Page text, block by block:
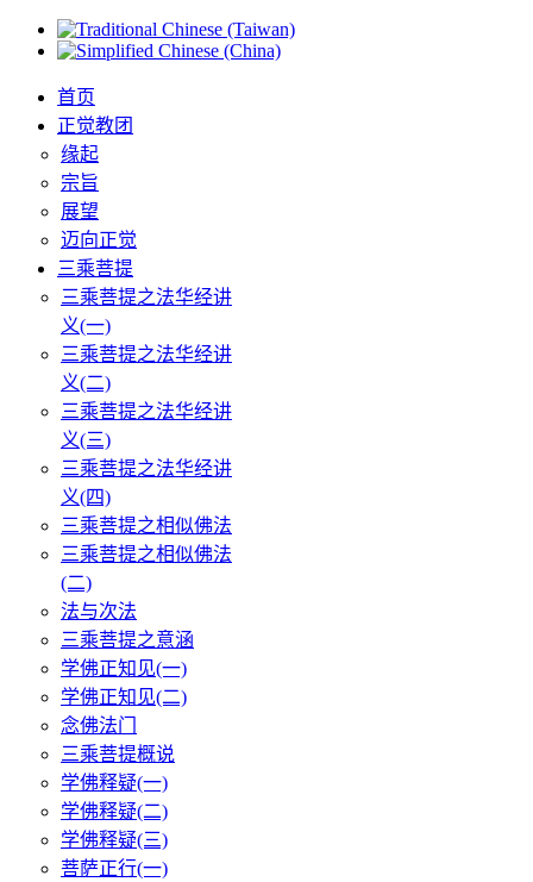
首页
正觉教团
缘起
宗旨
展望
迈向正觉
三乘菩提
三乘菩提之法华经讲
义(一)
三乘菩提之法华经讲
义(二)
三乘菩提之法华经讲
义(三)
三乘菩提之法华经讲
义(四)
三乘菩提之相似佛法
三乘菩提之相似佛法
(二)
法与次法
三乘菩提之意涵
学佛正知见(一)
学佛正知见(二)
念佛法门
三乘菩提概说
学佛释疑(一)
学佛释疑(二)
学佛释疑(三)
菩萨正行(一)